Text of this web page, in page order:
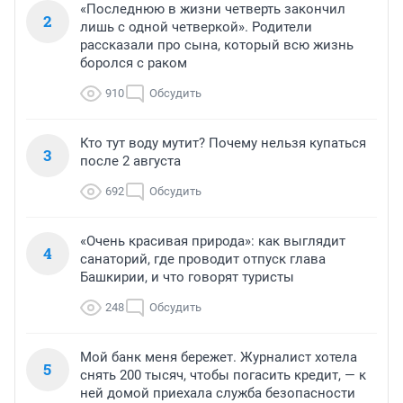
2
«Последнюю в жизни четверть закончил
лишь с одной четверкой». Родители
рассказали про сына, который всю жизнь
боролся с раком
910 Обсудить
3
Кто тут воду мутит? Почему нельзя купаться
после 2 августа
692 Обсудить
4
«Очень красивая природа»: как выглядит
санаторий, где проводит отпуск глава
Башкирии, и что говорят туристы
248 Обсудить
5
Мой банк меня бережет. Журналист хотела
снять 200 тысяч, чтобы погасить кредит, — к
ней домой приехала служба безопасности